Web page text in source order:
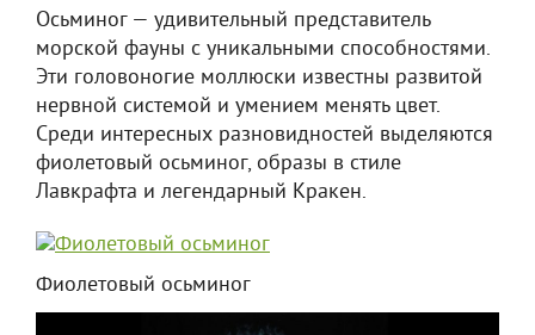
Осьминог — удивительный представитель
морской фауны с уникальными способностями.
Эти головоногие моллюски известны развитой
нервной системой и умением менять цвет.
Среди интересных разновидностей выделяются
фиолетовый осьминог, образы в стиле
Лавкрафта и легендарный Кракен.
Фиолетовый осьминог